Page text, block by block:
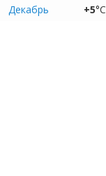
Декабрь
+5°C